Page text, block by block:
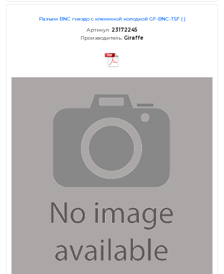
Разъем BNC гнездо с клеммной колодкой GF-BNC-TSF ( )
Артикул: 23172245
Производитель: Giraffe